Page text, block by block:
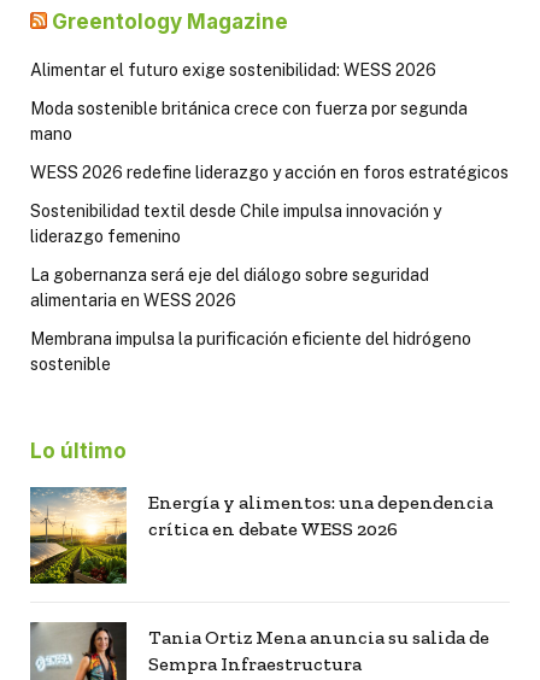
Greentology Magazine
Alimentar el futuro exige sostenibilidad: WESS 2026
Moda sostenible británica crece con fuerza por segunda
mano
WESS 2026 redefine liderazgo y acción en foros estratégicos
Sostenibilidad textil desde Chile impulsa innovación y
liderazgo femenino
La gobernanza será eje del diálogo sobre seguridad
alimentaria en WESS 2026
Membrana impulsa la purificación eficiente del hidrógeno
sostenible
Lo último
Energía y alimentos: una dependencia
crítica en debate WESS 2026
Tania Ortiz Mena anuncia su salida de
Sempra Infraestructura